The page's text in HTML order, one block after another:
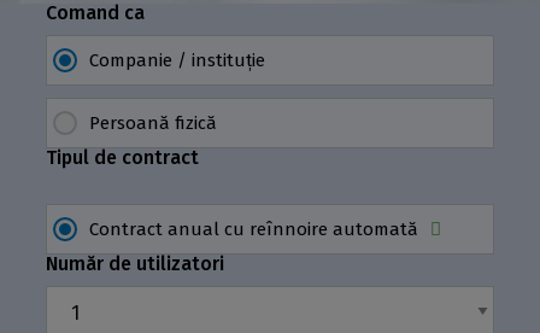
Comand ca
Companie / instituție
Persoană fizică
Tipul de contract
Contract anual cu reînnoire automată
Număr de utilizatori